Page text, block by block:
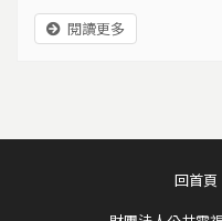
閱讀更多
回首頁